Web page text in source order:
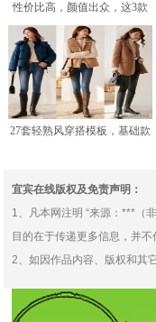
性价比高，颜值出众，这3款
车值得一看
27套轻熟风穿搭模板，基础款
宜宾在线版权及免责声明：
1、凡本网注明 “来源：***（
目的在于传递更多信息，并不
2、如因作品内容、版权和其